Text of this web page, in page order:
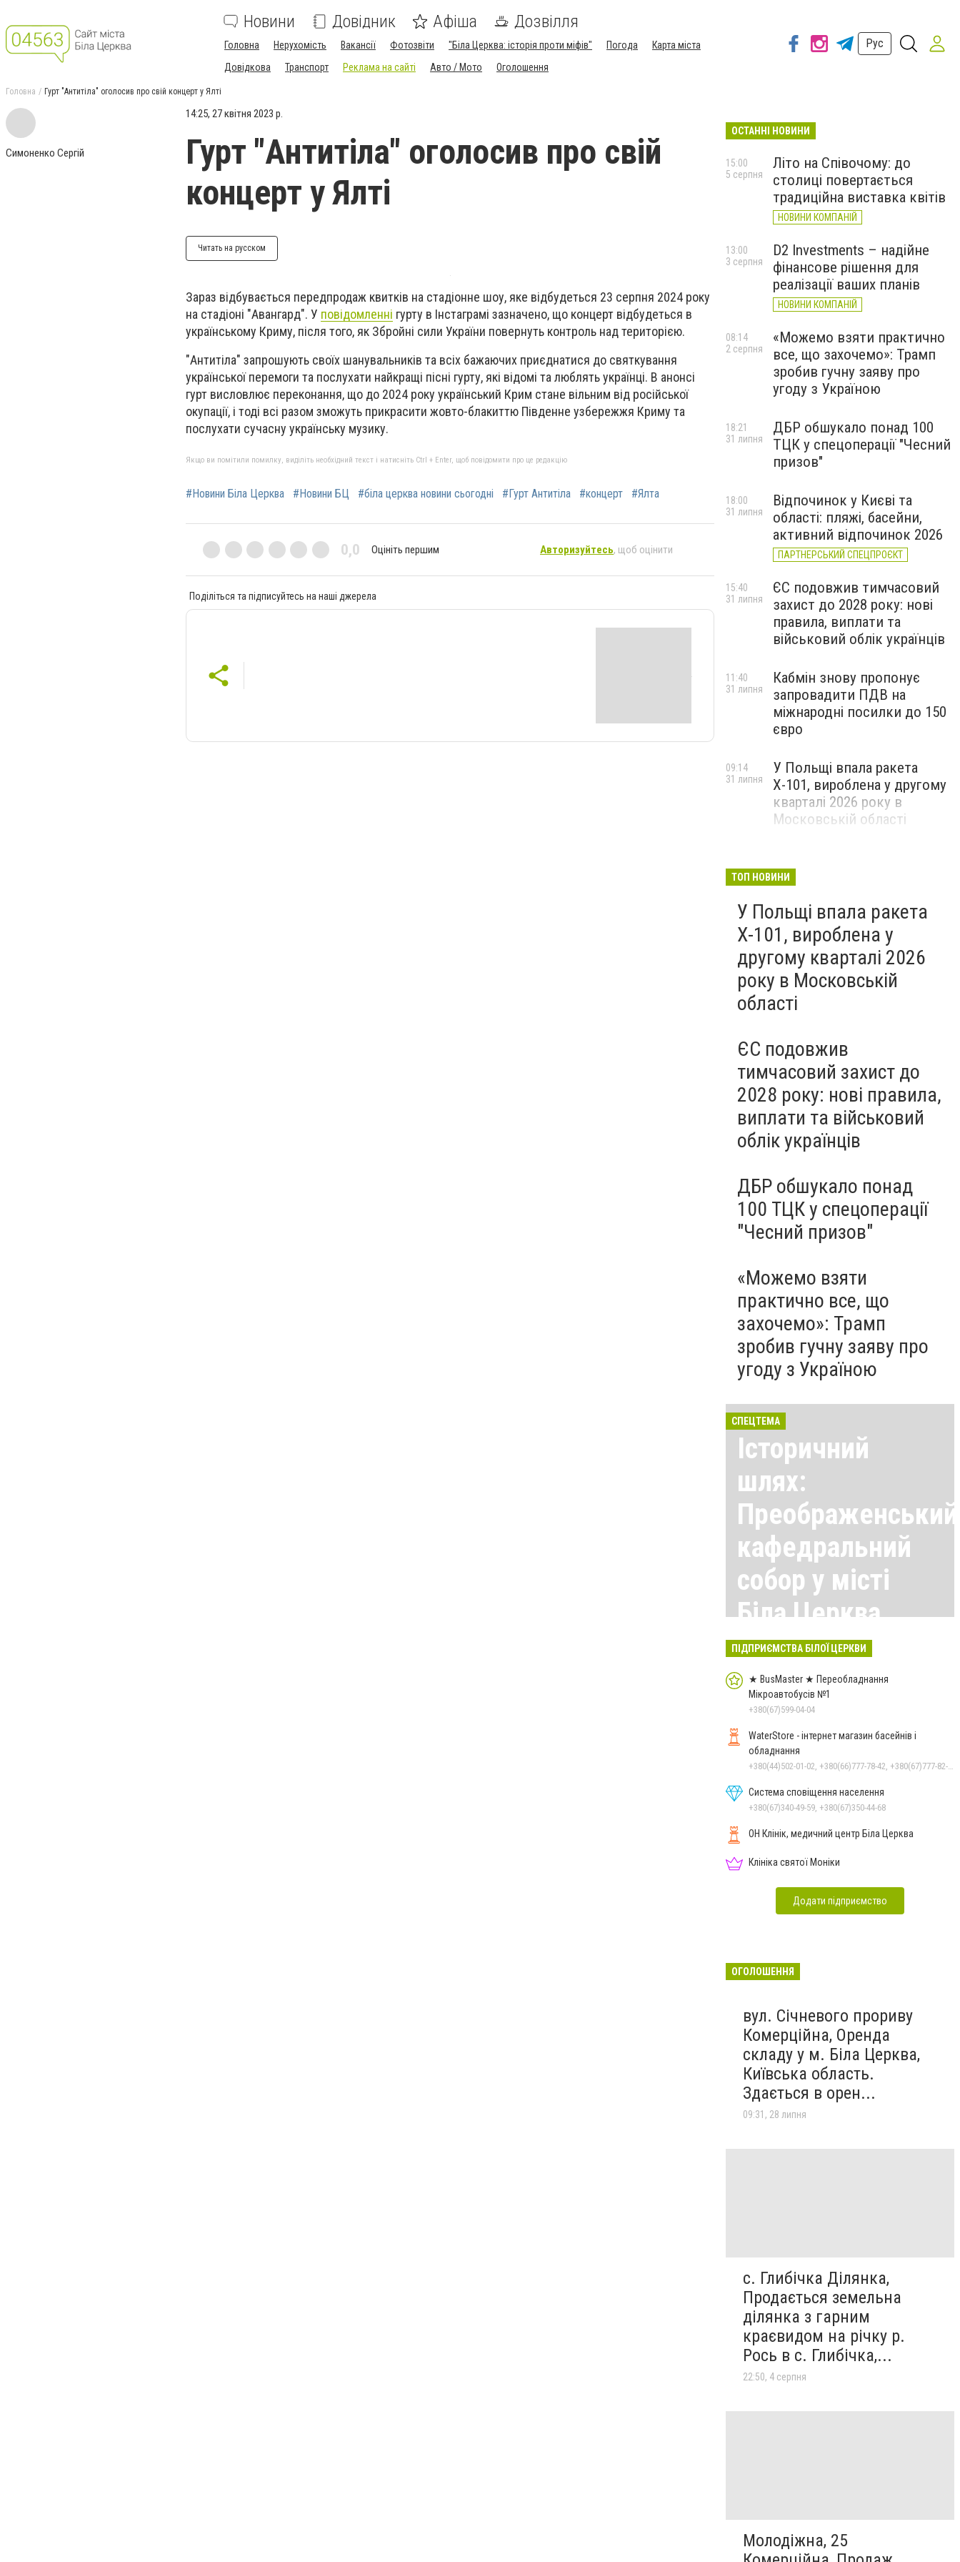
Новини Довідник Афіша Дозвілля
Головна Нерухомість Вакансії Фотозвіти "Біла Церква: історія проти міфів" Погода
Карта міста
Довідкова
Транспорт Реклама на сайті Авто / Мото Оголошення
Рус
Головна Гурт "Антитіла" оголосив про свій концерт у Ялті
Симоненко Сергій
14:25, 27 квітня 2023 р.
Гурт "Антитіла" оголосив про свій
концерт у Ялті
Читать на русском
Зараз відбувається передпродаж квитків на стадіонне шоу, яке відбудеться 23 серпня 2024 року
на стадіоні "Авангард". У повідомленні гурту в Інстаграмі зазначено, що концерт відбудеться в
українському Криму, після того, як Збройні сили України повернуть контроль над територією.
"Антитіла" запрошують своїх шанувальників та всіх бажаючих приєднатися до святкування
української перемоги та послухати найкращі пісні гурту, які відомі та люблять українці. В анонсі
гурт висловлює переконання, що до 2024 року український Крим стане вільним від російської
окупації, і тоді всі разом зможуть прикрасити жовто-блакиттю Південне узбережжя Криму та
послухати сучасну українську музику.
Якщо ви помітили помилку, виділіть необхідний текст і натисніть Ctrl + Enter, щоб повідомити про це редакцію
#Новини Біла Церква #Новини БЦ #біла церква новини сьогодні #Гурт Антитіла #концерт #Ялта
0,0 Оцініть першим Авторизуйтесь, щоб оцінити
Поділіться та підписуйтесь на наші джерела
ОСТАННІ НОВИНИ
Літо на Співочому: до
столиці повертається
традиційна виставка квітів
НОВИНИ КОМПАНІЙ
15:00
5 серпня
D2 Investments – надійне
фінансове рішення для
реалізації ваших планів
НОВИНИ КОМПАНІЙ
13:00
3 серпня
«Можемо взяти практично
все, що захочемо»: Трамп
зробив гучну заяву про
угоду з Україною
08:14
2 серпня
ДБР обшукало понад 100
ТЦК у спецоперації "Чесний
призов"
18:21
31 липня
Відпочинок у Києві та
області: пляжі, басейни,
активний відпочинок 2026
ПАРТНЕРСЬКИЙ СПЕЦПРОЄКТ
18:00
31 липня
ЄС подовжив тимчасовий
захист до 2028 року: нові
правила, виплати та
військовий облік українців
15:40
31 липня
Кабмін знову пропонує
запровадити ПДВ на
міжнародні посилки до 150
євро
11:40
31 липня
У Польщі впала ракета
Х-101, вироблена у другому
кварталі 2026 року в
Московській області
09:14
31 липня
ТОП НОВИНИ
У Польщі впала ракета
Х-101, вироблена у
другому кварталі 2026
року в Московській
області
ЄС подовжив
тимчасовий захист до
2028 року: нові правила,
виплати та військовий
облік українців
ДБР обшукало понад
100 ТЦК у спецоперації
"Чесний призов"
«Можемо взяти
практично все, що
захочемо»: Трамп
зробив гучну заяву про
угоду з Україною
СПЕЦТЕМА
Історичний
шлях:
Преображенський
кафедральний
собор у місті
Біла Церква
Всі матеріали тут
ПІДПРИЄМСТВА БІЛОЇ ЦЕРКВИ
★ BusMaster ★ Переобладнання
Мікроавтобусів №1
+380(67)599-04-04
WaterStore - інтернет магазин басейнів і
обладнання
Система сповіщення населення
+380(67)340-49-59, +380(67)350-44-68
ОН Клінік, медичний центр Біла Церква
Клініка святої Моніки
Додати підприємство
ОГОЛОШЕННЯ
вул. Січневого прориву
Комерційна, Оренда
складу у м. Біла Церква,
Київська область.
Здається в орен...
09:31, 28 липня
с. Глибічка Ділянка,
Продається земельна
ділянка з гарним
краєвидом на річку р.
Рось в с. Глибічка,...
22:50, 4 серпня
Молодіжна, 25